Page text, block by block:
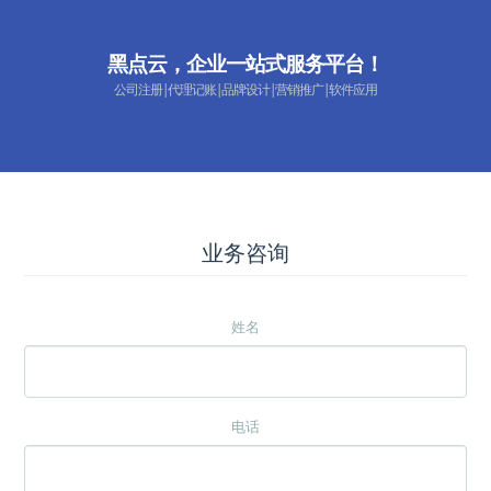
黑点云，企业一站式服务平台！
公司注册|代理记账|品牌设计|营销推广|软件应用
业务咨询
姓名
电话